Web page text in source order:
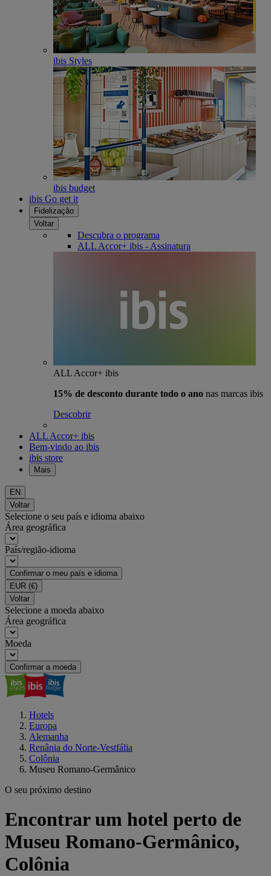
ibis Styles
ibis budget
ibis Go get it
Fidelização
Voltar
Descubra o programa
ALL Accor+ ibis - Assinatura
ALL Accor+ ibis
15% de desconto durante todo o ano nas marcas ibis
Descobrir
ALL Accor+ ibis
Bem-vindo ao ibis
ibis store
Mais
EN
Voltar
Selecione o seu país e idioma abaixo
Área geográfica
País/região-idioma
Confirmar o meu país e idioma
EUR (€)
Voltar
Selecione a moeda abaixo
Área geográfica
Moeda
Confirmar a moeda
Hotels
Europa
Alemanha
Renânia do Norte-Vestfália
Colônia
Museu Romano-Germânico
O seu próximo destino
Encontrar um hotel perto de
Museu Romano-Germânico,
Colônia